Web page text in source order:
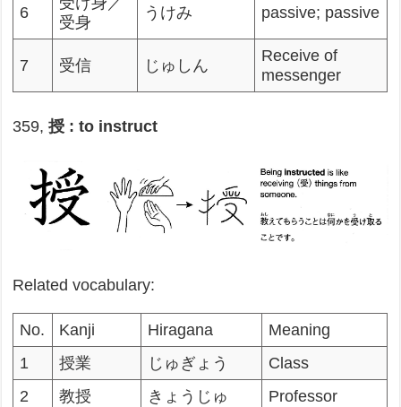
6
受身
うけみ passive; passive
7 受信 じゅしん
Receive of
messenger
359,授 : to instruct
Related vocabulary:
No. Kanji Hiragana
Meaning
1
授業 じゅぎょう
Class
2
教授 きょうじゅ Professor